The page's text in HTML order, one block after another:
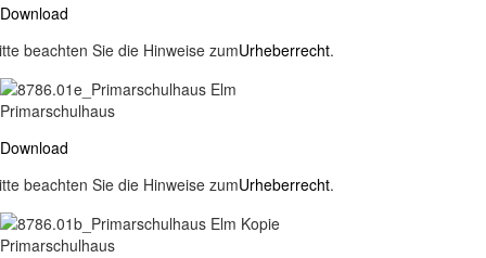
Download
beachten Sie die Hinweise zumUrheberrecht.
Primarschulhaus
Download
beachten Sie die Hinweise zumUrheberrecht.
Primarschulhaus